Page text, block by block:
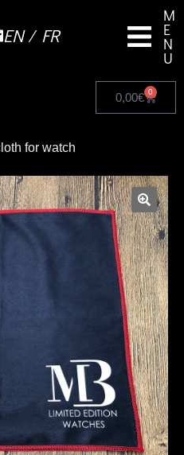
EN / FR
M
E
N
U
0,00€ 0
for watch